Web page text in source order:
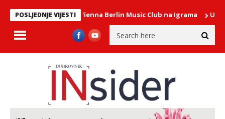
POSLJEDNJE VIJESTI
– The Vienna Berlin Music Club na Igrama U